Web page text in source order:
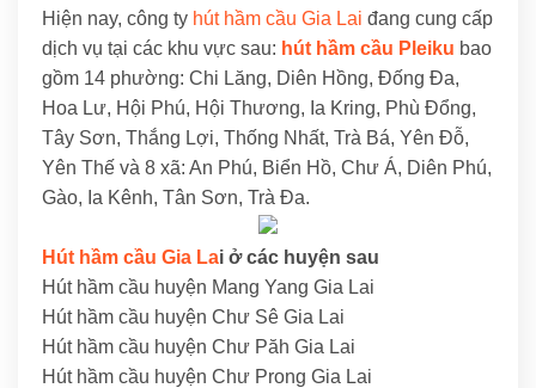
Hiện nay, công ty hút hầm cầu Gia Lai đang cung cấp
dịch vụ tại các khu vực sau: hút hầm cầu Pleiku bao
gồm 14 phường: Chi Lăng, Diên Hồng, Đống Đa,
Hoa Lư, Hội Phú, Hội Thương, Ia Kring, Phù Đổng,
Tây Sơn, Thắng Lợi, Thống Nhất, Trà Bá, Yên Đỗ,
Yên Thế và 8 xã: An Phú, Biển Hồ, Chư Á, Diên Phú,
Gào, Ia Kênh, Tân Sơn, Trà Đa.
Hút hầm cầu Gia Lai ở các huyện sau
Hút hầm cầu huyện Mang Yang Gia Lai
Hút hầm cầu huyện Chư Sê Gia Lai
Hút hầm cầu huyện Chư Păh Gia Lai
Hút hầm cầu huyện Chư Prong Gia Lai